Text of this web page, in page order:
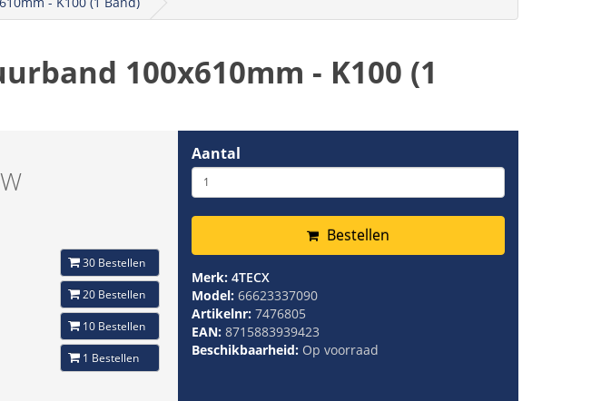
100x610mm - K100 (1
30 Bestellen
20 Bestellen
10 Bestellen
1 Bestellen
Aantal
Bestellen
Merk: 4TECX
Model: 66623337090
Artikelnr: 7476805
EAN: 8715883939423
Beschikbaarheid: Op voorraad